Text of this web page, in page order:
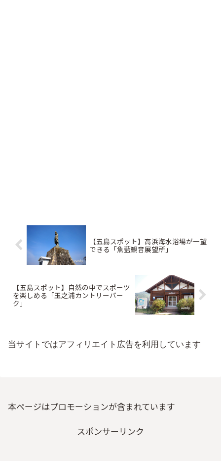
【五島スポット】高浜海水浴場が一望
できる「魚藍観音展望所」
【五島スポット】自然の中でスポーツ
を楽しめる「玉之浦カントリーパー
ク」
当サイトではアフィリエイト広告を利用しています
本ページはプロモーションが含まれています
スポンサーリンク